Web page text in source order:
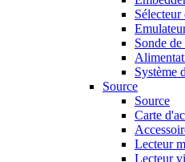
Sélecteur
Sonde
Système
Source
Source
Carte
Lecteur
Lecteur